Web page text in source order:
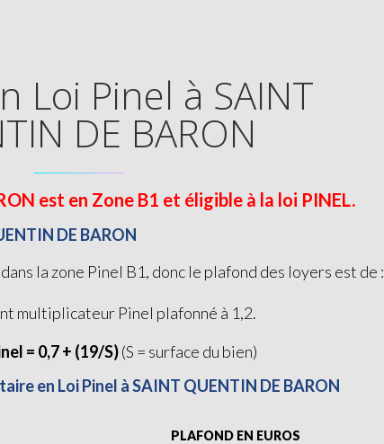
Loi Pinel à SAINT
DE BARON
est en Zone B1 et éligible à la loi PINEL.
DE BARON
la zone Pinel B1, donc le plafond des loyers est de :
multiplicateur Pinel plafonné à 1,2.
= 0,7 + (19/S)(S = surface du bien)
en Loi Pinel à SAINT QUENTIN DE BARON
PLAFOND EN EUROS